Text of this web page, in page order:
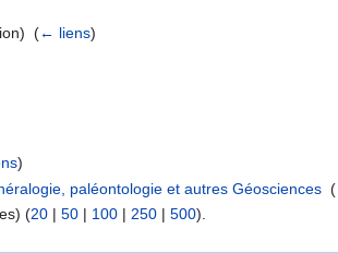
(← liens)
)
paléontologie et autres Géosciences ‎(
(20 | 50 | 100 | 250 | 500).